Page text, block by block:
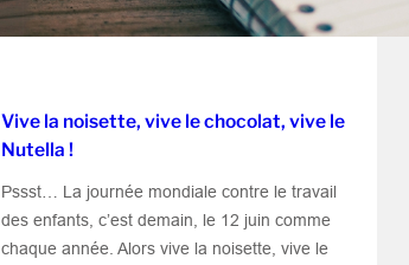
Vive la noisette, vive le chocolat, vive le
Nutella !
Pssst… La journée mondiale contre le travail
des enfants, c’est demain, le 12 juin comme
chaque année. Alors vive la noisette, vive le